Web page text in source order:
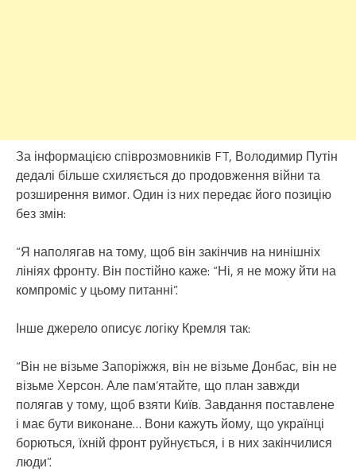
За інформацією співрозмовників FT, Володимир Путін
дедалі більше схиляється до продовження війни та
розширення вимог. Один із них передає його позицію
без змін:
“Я наполягав на тому, щоб він закінчив на нинішніх
лініях фронту. Він постійно каже: “Ні, я не можу йти на
компроміс у цьому питанні”.
Інше джерело описує логіку Кремля так:
“Він не візьме Запоріжжя, він не візьме Донбас, він не
візьме Херсон. Але пам’ятайте, що план завжди
полягав у тому, щоб взяти Київ. Завдання поставлене
і має бути виконане… Вони кажуть йому, що українці
борються, їхній фронт руйнується, і в них закінчилися
люди”.